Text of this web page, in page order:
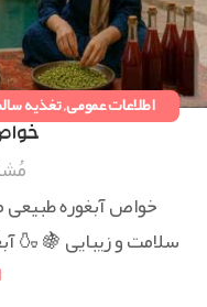
اطلاعات عمومی,تغذیه
همه
خواص آبغوره
سلامت و زیبایی 🍇 ‏🍶